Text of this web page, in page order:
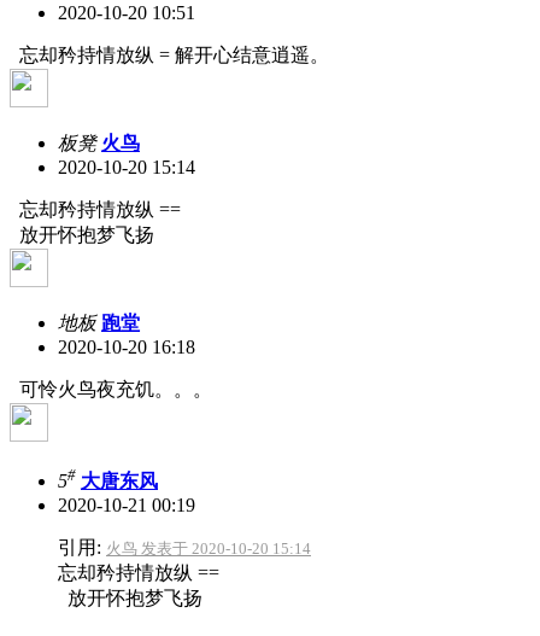
2020-10-20 10:51
忘却矜持情放纵 = 解开心结意逍遥。
板凳 火鸟
2020-10-20 15:14
忘却矜持情放纵 ==
放开怀抱梦飞扬
地板 跑堂
2020-10-20 16:18
可怜火鸟夜充饥。。。
5# 大唐东风
2020-10-21 00:19
引用: 火鸟 发表于 2020-10-20 15:14
忘却矜持情放纵 ==
放开怀抱梦飞扬